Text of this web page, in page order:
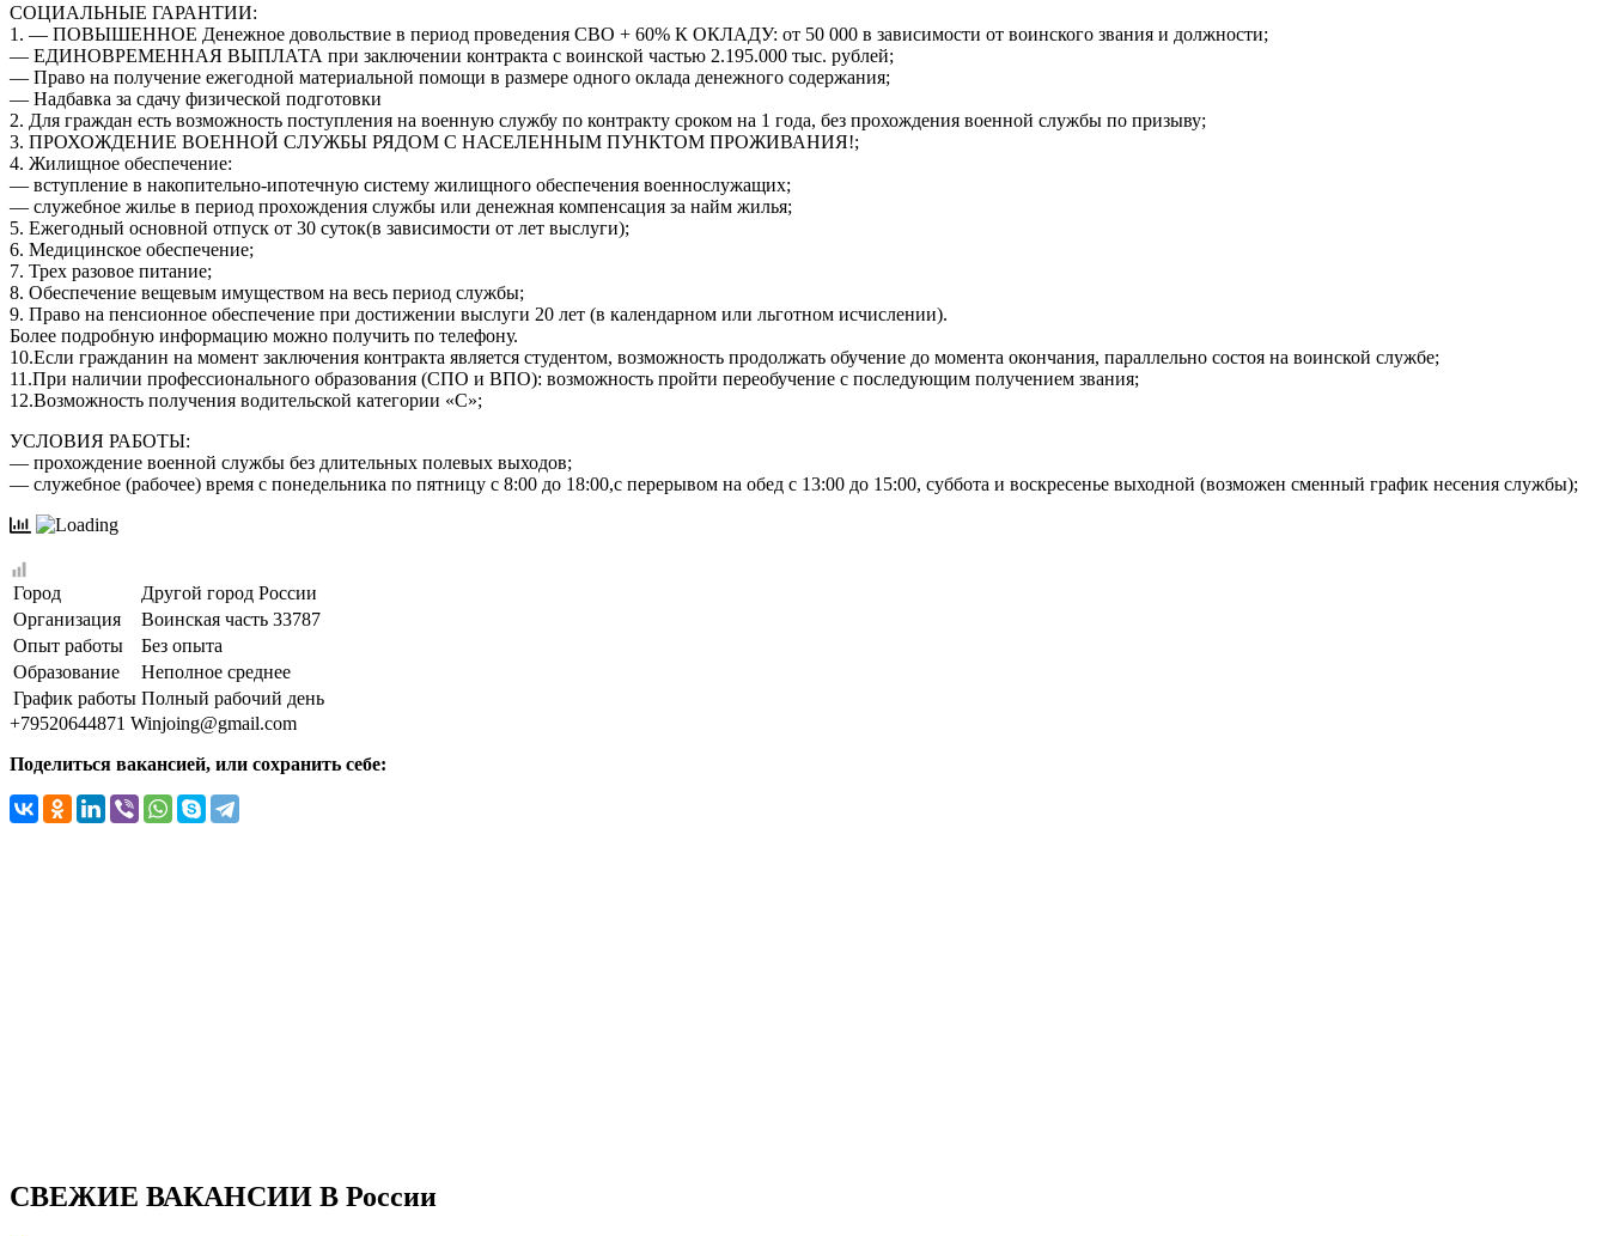
СОЦИАЛЬНЫЕ ГАРАНТИИ:
1. — ПОВЫШЕННОЕ Денежное довольствие в период проведения СВО + 60% К ОКЛАДУ: от 50 000 в зависимости от воинского звания и должности;
— ЕДИНОВРЕМЕННАЯ ВЫПЛАТА при заключении контракта с воинской частью 2.195.000 тыс. рублей;
— Право на получение ежегодной материальной помощи в размере одного оклада денежного содержания;
— Надбавка за сдачу физической подготовки
2. Для граждан есть возможность поступления на военную службу по контракту сроком на 1 года, без прохождения военной службы по призыву;
3. ПРОХОЖДЕНИЕ ВОЕННОЙ СЛУЖБЫ РЯДОМ С НАСЕЛЕННЫМ ПУНКТОМ ПРОЖИВАНИЯ!;
4. Жилищное обеспечение:
— вступление в накопительно-ипотечную систему жилищного обеспечения военнослужащих;
— служебное жилье в период прохождения службы или денежная компенсация за найм жилья;
5. Ежегодный основной отпуск от 30 суток(в зависимости от лет выслуги);
6. Медицинское обеспечение;
7. Трех разовое питание;
8. Обеспечение вещевым имуществом на весь период службы;
9. Право на пенсионное обеспечение при достижении выслуги 20 лет (в календарном или льготном исчислении).
Более подробную информацию можно получить по телефону.
10.Если гражданин на момент заключения контракта является студентом, возможность продолжать обучение до момента окончания, параллельно состоя на воинской службе;
11.При наличии профессионального образования (СПО и ВПО): возможность пройти переобучение с последующим получением звания;
12.Возможность получения водительской категории «C»;
УСЛОВИЯ РАБОТЫ:
— прохождение военной службы без длительных полевых выходов;
— служебное (рабочее) время с понедельника по пятницу с 8:00 до 18:00,с перерывом на обед с 13:00 до 15:00, суббота и воскресенье выходной (возможен сменный график несения службы);
Город
Другой город России
Организация
Воинская часть 33787
Опыт работы
Без опыта
Образование
Неполное среднее
График работы Полный рабочий день
+79520644871 Winjoing@gmail.com
Поделиться вакансией, или сохранить себе:
СВЕЖИЕ ВАКАНСИИ В России